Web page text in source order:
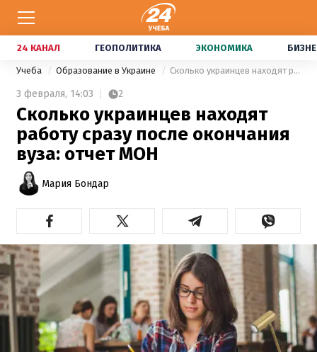
24 КАНАЛ ГЕОПОЛИТИКА ЭКОНОМИКА
Учеба Образование в Украине Сколько украинцев находят работу сразу после окончания вуза: отчет МОН
3 февраля, 14:03 2
Сколько украинцев находят
работу сразу после окончания
вуза: отчет МОН
Мария Бондар